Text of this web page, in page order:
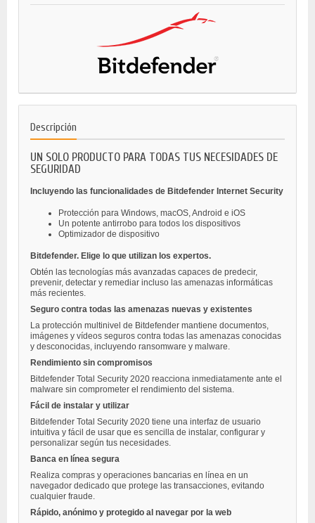
Descripción
UN SOLO PRODUCTO PARA TODAS TUS NECESIDADES DE
SEGURIDAD
Incluyendo las funcionalidades de Bitdefender Internet Security
Protección para Windows, macOS, Android e iOS
Un potente antirrobo para todos los dispositivos
Optimizador de dispositivo
Bitdefender. Elige lo que utilizan los expertos.
Obtén las tecnologías más avanzadas capaces de predecir,
prevenir, detectar y remediar incluso las amenazas informáticas
más recientes.
Seguro contra todas las amenazas nuevas y existentes
La protección multinivel de Bitdefender mantiene documentos,
imágenes y vídeos seguros contra todas las amenazas conocidas
y desconocidas, incluyendo ransomware y malware.
Rendimiento sin compromisos
Bitdefender Total Security 2020 reacciona inmediatamente ante el
malware sin comprometer el rendimiento del sistema.
Fácil de instalar y utilizar
Bitdefender Total Security 2020 tiene una interfaz de usuario
intuitiva y fácil de usar que es sencilla de instalar, configurar y
personalizar según tus necesidades.
Banca en línea segura
Realiza compras y operaciones bancarias en línea en un
navegador dedicado que protege las transacciones, evitando
cualquier fraude.
Rápido, anónimo y protegido al navegar por la web